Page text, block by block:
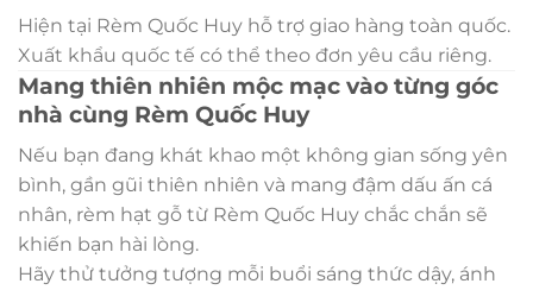
Hiện tại Rèm Quốc Huy hỗ trợ giao hàng toàn quốc.
Xuất khẩu quốc tế có thể theo đơn yêu cầu riêng.
Mang thiên nhiên mộc mạc vào từng góc
nhà cùng Rèm Quốc Huy
Nếu bạn đang khát khao một không gian sống yên
bình, gần gũi thiên nhiên và mang đậm dấu ấn cá
nhân, rèm hạt gỗ từ Rèm Quốc Huy chắc chắn sẽ
khiến bạn hài lòng.
Hãy thử tưởng tượng mỗi buổi sáng thức dậy, ánh